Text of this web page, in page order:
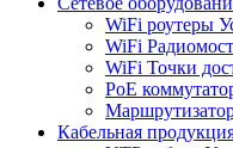
WiFi роутеры
WiFi
WiFi Точки
PoE
Кабельная